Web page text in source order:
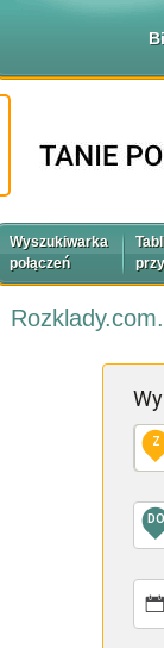
Wyszukiwarka
połączeń
Z
DO